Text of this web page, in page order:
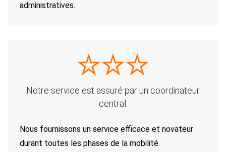
administratives.
Notre service est assuré par un coordinateur
central.
Nous fournissons un service efficace et novateur
durant toutes les phases de la mobilité